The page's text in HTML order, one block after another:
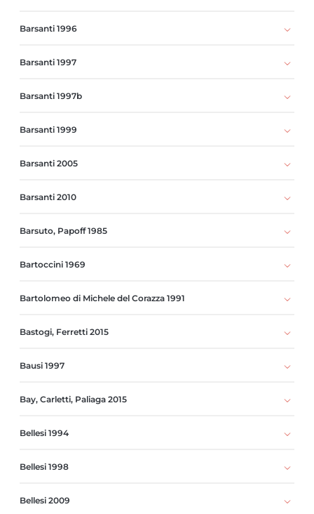
Barsanti 1996
Barsanti 1997
Barsanti 1997b
Barsanti 1999
Barsanti 2005
Barsanti 2010
Barsuto, Papoff 1985
Bartoccini 1969
Bartolomeo di Michele del Corazza 1991
Bastogi, Ferretti 2015
Bausi 1997
Bay, Carletti, Paliaga 2015
Bellesi 1994
Bellesi 1998
Bellesi 2009